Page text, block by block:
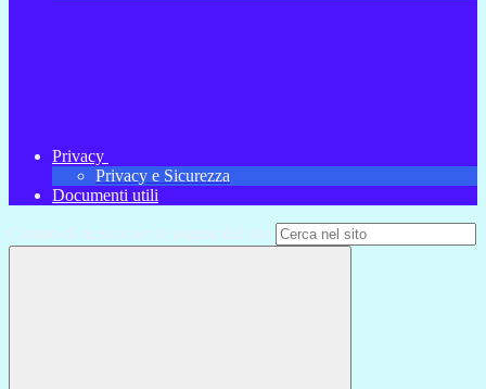
Privacy
Privacy e Sicurezza
Documenti utili
Campo di ricerca per le pagine del sito